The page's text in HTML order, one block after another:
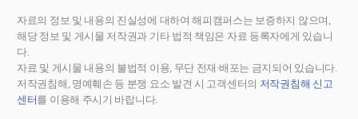
자료의 정보 및 내용의 진실성에 대하여 해피캠퍼스는 보증하지 않으며,
해당 정보 및 게시물 저작권과 기타 법적 책임은 자료 등록자에게 있습니
다.
자료 및 게시물 내용의 불법적 이용, 무단 전재∙배포는 금지되어 있습니다.
저작권침해, 명예훼손 등 분쟁 요소 발견 시 고객센터의 저작권침해 신고
센터를 이용해 주시기 바랍니다.